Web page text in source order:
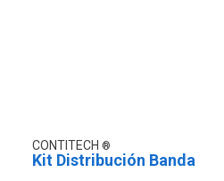
CONTITECH
Kit Distribución Banda